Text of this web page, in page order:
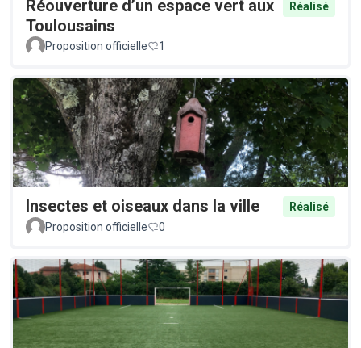
Réouverture d’un espace vert aux
Toulousains
Réalisé
Proposition officielle 1
Insectes et oiseaux dans la ville
Réalisé
Proposition officielle
0